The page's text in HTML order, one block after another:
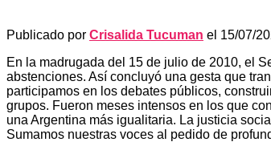
Publicado por Crisalida Tucuman el 15/07/
En la madrugada del 15 de julio de 2010, el
abstenciones. Así concluyó una gesta que
participamos en los debates públicos,
grupos. Fueron meses intensos en los que
una Argentina más igualitaria. La justicia
Sumamos nuestras voces al pedido de